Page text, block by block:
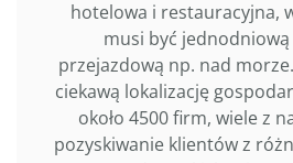
hotelowa i restauracyjna,
musi być
przejazdową np. nad
ciekawą lokalizację
około 4500 firm, wiele z
pozyskiwanie klientów z